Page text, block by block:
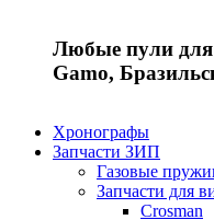
Любые пули для
Gamo,
Хронографы
Запчасти ЗИП
Газовые
Запчасти для
Crosman